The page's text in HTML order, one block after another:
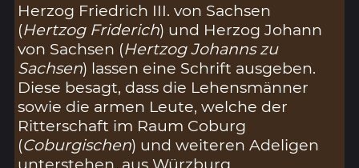
Herzog Friedrich III. von Sachsen
(Hertzog Friderich) und Herzog Johann
von Sachsen (Hertzog Johanns zu
Sachsen) lassen eine Schrift ausgeben.
Diese besagt, dass die Lehensmänner
sowie die armen Leute, welche der
Ritterschaft im Raum Coburg
(Coburgischen) und weiteren Adeligen